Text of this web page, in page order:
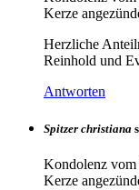
Kerze
Herzliche
Reinhold und
Antworten
Spitzer christiana
Kondolenz vom
Kerze